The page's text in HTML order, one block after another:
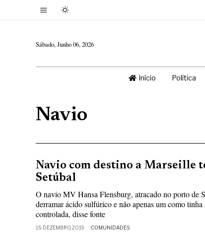
Sábado, Junho 06, 2026
Início Política
Navio
Navio com destino a Marseille
Setúbal
O navio MV Hansa Flensburg, atracado no porto de
derramar ácido sulfúrico e não apenas um como
controlada, disse fonte
15 DEZEMBRO, 2019 COMUNIDADES